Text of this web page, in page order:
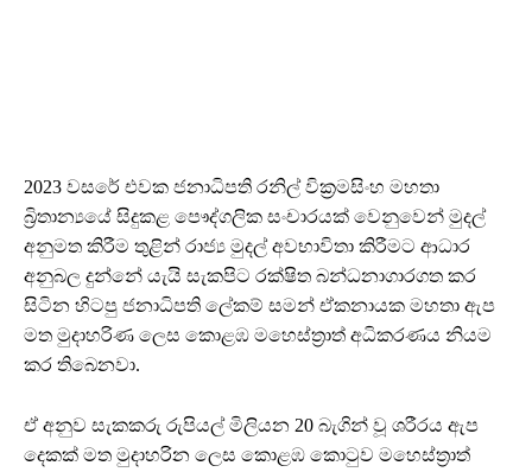
2023 වසරේ එවක ජනාධිපති රනිල් වික්‍රමසිංහ මහතා
බ්‍රිතාන්‍යයේ සිදුකළ පෞද්ගලික සංචාරයක් වෙනුවෙන් මුදල්
අනුමත කිරීම තුළින් රාජ්‍ය මුදල් අවභාවිතා කිරීමට ආධාර
අනුබල දුන්නේ යැයි සැකපිට රක්ෂිත බන්ධනාගාරගත කර
සිටින හිටපු ජනාධිපති ලේකම් සමන් ඒකනායක මහතා ඇප
මත මුදාහරිණ ලෙස කොළඹ මහෙස්ත්‍රාත් අධිකරණය නියම
කර තිබෙනවා.
ඒ අනුව සැකකරු රුපියල් මිලියන 20 බැගින් වූ ශරීරය ඇප
දෙකක් මත මුදාහරින ලෙස කොළඹ කොටුව මහෙස්ත්‍රාත්